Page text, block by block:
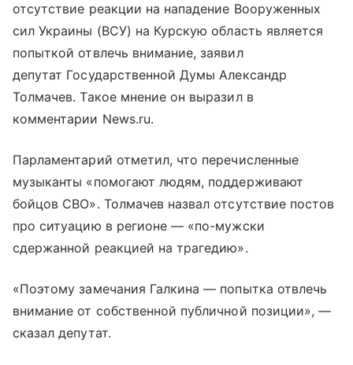
отсутствие реакции на нападение Вооруженных
сил Украины (ВСУ) на Курскую область является
попыткой отвлечь внимание, заявил
депутат Государственной Думы Александр
Толмачев. Такое мнение он выразил в
комментарии News.ru.
Парламентарий отметил, что перечисленные
музыканты «помогают людям, поддерживают
бойцов СВО». Толмачев назвал отсутствие постов
про ситуацию в регионе — «по-мужски
сдержанной реакцией на трагедию».
«Поэтому замечания Галкина — попытка отвлечь
внимание от собственной публичной позиции», —
сказал депутат.